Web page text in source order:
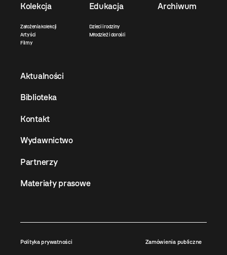
Kolekcja
Założenia kolekcji
Artyści
Filmy
Edukacja
Dzieci i rodziny
Młodzież i dorośli
Archiwum
Aktualności
Biblioteka
Kontakt
Wydawnictwo
Partnerzy
Materiały prasowe
Polityka prywatności Zamówienia publiczne